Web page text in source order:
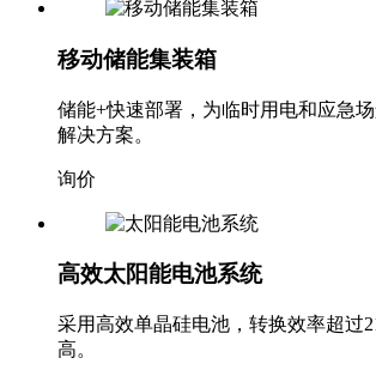
移动储能集装箱
储能+快速部署，为临时用电和应急
解决方案。
询价
高效太阳能电池系统
采用高效单晶硅电池，转换效率超过
高。